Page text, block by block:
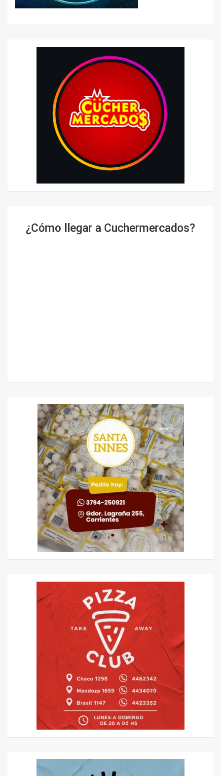
¿Cómo llegar a Cuchermercados?